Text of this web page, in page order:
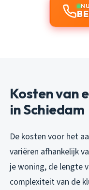
Kosten van
in Schiedam
De kosten voor het
variëren afhankelijk
je woning, de lengte
complexiteit van de